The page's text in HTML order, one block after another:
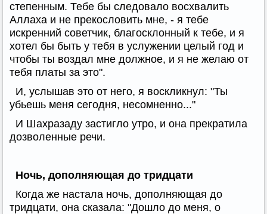
степенным. Тебе бы следовало восхвалить
Аллаха и не прекословить мне, - я тебе
искренний советчик, благосклонный к тебе, и я
хотел бы быть у тебя в услужении целый год и
чтобы ты воздал мне должное, и я не желаю от
тебя платы за это".
И, услышав это от него, я воскликнул: "Ты
убьешь меня сегодня, несомненно..."
И Шахразаду застигло утро, и она прекратила
дозволенные речи.
Ночь, дополняющая до тридцати
Когда же настала ночь, дополняющая до
тридцати, она сказала: "Дошло до меня, о